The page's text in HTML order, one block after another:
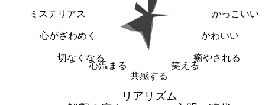
かっこいい
かわいい
癒やされる
笑える
共感する
心温まる
切なくなる
心がざわめく
ミステリアス
リアリズム